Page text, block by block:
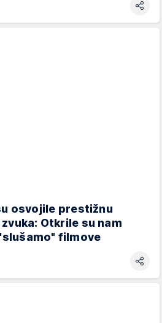
osvojile prestižnu
Otkrile su nam
filmove